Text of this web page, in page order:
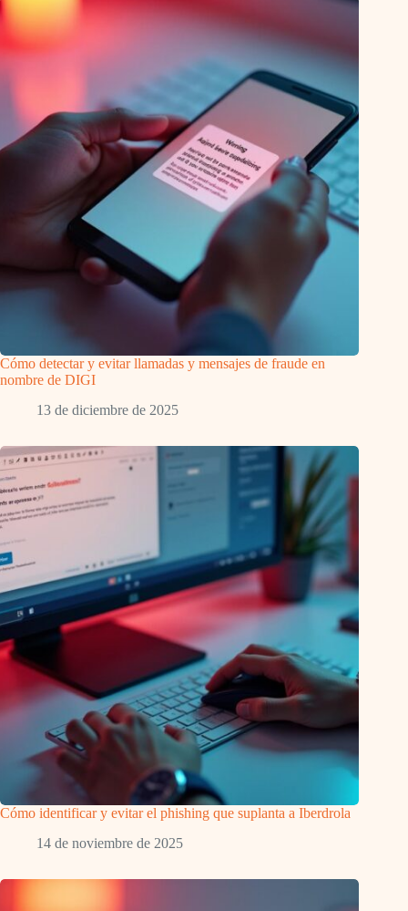
Cómo detectar y evitar llamadas y mensajes de fraude en
nombre de DIGI
13 de diciembre de 2025
Cómo identificar y evitar el phishing que suplanta a Iberdrola
14 de noviembre de 2025